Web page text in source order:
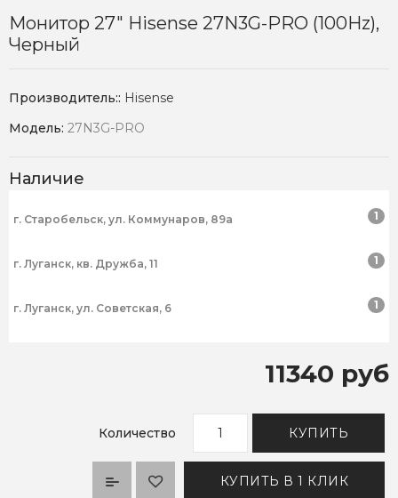
Монитор 27" Hisense 27N3G-PRO (100Hz),
Черный
Производитель:: Hisense
Модель: 27N3G-PRO
Наличие
г. Старобельск, ул. Коммунаров, 89а 1
г. Луганск, кв. Дружба, 11 1
г. Луганск, ул. Советская, 6 1
11340 руб
Количество КУПИТЬ
КУПИТЬ В 1 КЛИК